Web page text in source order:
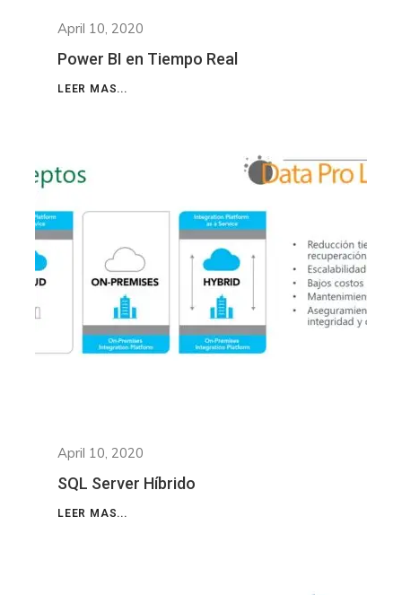
April 10, 2020
Power BI en Tiempo Real
LEER MAS...
April 10, 2020
SQL Server Híbrido
LEER MAS...